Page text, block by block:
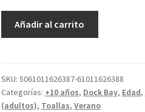
era:
55,00 €.
es:
Pier
cantidad
Añadir al carrito
SKU: 5061011626387-61011626388
Categorías: +10 años, Dock Bay, Edad,
(adultos), Toallas, Verano